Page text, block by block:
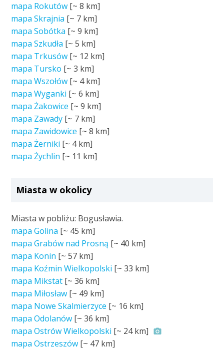
mapa Rokutów [~8 km]
mapa Skrajnia [~ 7 km]
mapa Sobótka [~9 km]
mapa Szkudła [~5 km]
mapa Trkusów [~ 12 km]
mapa Tursko [~3 km]
mapa Wszołów [~ 4 km]
mapa Wyganki [~6 km]
mapa Żakowice [~9 km]
mapa Zawady [~ 7 km]
mapa Zawidowice [~8 km]
mapa Żerniki [~ 4 km]
mapa Żychlin [~ 11 km]
Miasta w okolicy
Miasta w pobliżu: Bogusławia.
mapa Golina [~ 45 km]
mapa Grabów nad Prosną [~ 40 km]
mapa Konin [~57 km]
mapa Koźmin Wielkopolski [~33 km]
mapa Mikstat [~36 km]
mapa Miłosław [~ 49 km]
mapa Nowe Skalmierzyce [~ 16 km]
mapa Odolanów [~36 km]
mapa Ostrów Wielkopolski [~ 24 km]
mapa Ostrzeszów [~ 47 km]